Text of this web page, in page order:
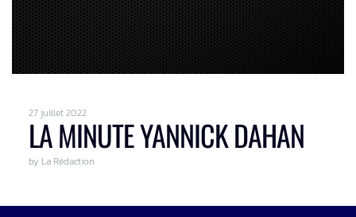
27 juillet 2022
LA MINUTE YANNICK DAHAN
by La Rédaction